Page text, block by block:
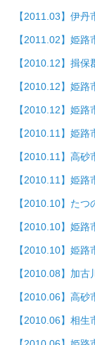
【2011.03】伊
【2011.02】姫
【2010.12】揖
【2010.12】姫
【2010.12】姫
【2010.11】姫
【2010.11】高
【2010.11】姫
【2010.10】た
【2010.10】姫
【2010.10】姫
【2010.08】加
【2010.06】高
【2010.06】相